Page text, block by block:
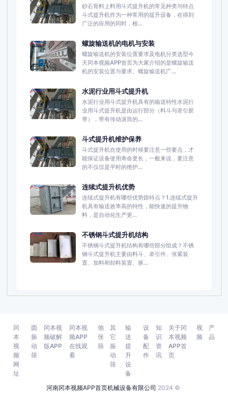
砂石骨料上料用斗式提升机的常见种类与特点
斗式提升机作为一种常用的提升设备，在得到
广泛的应用的同时，根...
螺旋输送机的电机与安装
螺旋输送机的安装位置要求及电机分类选型今
天冈本视频APP首页为大家介绍的是螺旋输送
机的安装位置与要求。螺旋输送机广...
水泥行业用斗式提升机
水泥行业用斗式提升机具有的输送特性水泥行
业用斗式提升机是由运行部分（料斗与牵引胶
带），带有传动滚筒的...
斗式提升机维护保养
斗式提升机在使用的时候要注意一些要点，才
能保证设备使用寿命更长，一般来说，要注意
的不仅仅是平时的维护...
连续式提升机优势
连续式提升机有哪些优势跟特点？1.连续式提升
机具有输送效率高的特性，能快速的提升物
料，是自动化生产更...
不锈钢斗式提升机结构
不锈钢斗式提升机结构有哪些部分组成？不锈
钢斗式提升机主要由料斗、牵引件、张紧装
置、加料和卸料装置、驱...
河南冈本视频APP首页机械设备有限公司 2024 ©
冈
本
视
频
网
址
圆
振
动
筛
冈本视
频破解
版APP
冈本视
频APP
在线观
看
弛
张
筛
其
它
振
动
筛
输
送
提
升
设
备
设
备
配
件
知
识
资
讯
关于冈
本视频
APP首
页
视
频
产
品